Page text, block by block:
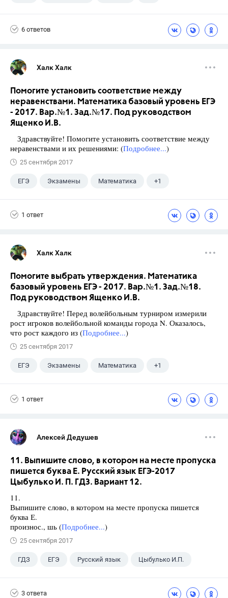
6 ответов
Халк Халк
Помогите установить соответствие между
неравенствами. Математика базовый уровень ЕГЭ
- 2017. Вар.№1. Зад.№17. Под руководством
Ященко И.В.
Здравствуйте! Помогите установить соответствие между
неравенствами и их решениями: (Подробнее...)
25 сентября 2017
ЕГЭ Экзамены Математика +1
1 ответ
Халк Халк
Помогите выбрать утверждения. Математика
базовый уровень ЕГЭ - 2017. Вар.№1. Зад.№18.
Под руководством Ященко И.В.
Здравствуйте! Перед волейбольным турниром измерили
рост игроков волейбольной команды города N. Оказалось,
что рост каждого из (Подробнее...)
25 сентября 2017
ЕГЭ Экзамены Математика +1
1 ответ
Алексей Дедушев
11. Выпишите слово, в котором на месте пропуска
пишется буква Е. Русский язык ЕГЭ-2017
Цыбулько И. П. ГДЗ. Вариант 12.
11.
Выпишите слово, в котором на месте пропуска пишется
буква Е.
произнос., шь (Подробнее...)
25 сентября 2017
ГДЗ ЕГЭ Русский язык Цыбулько И.П.
3 ответа